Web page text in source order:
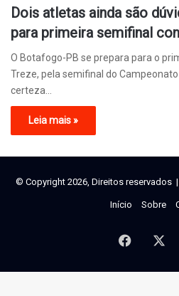
Dois atletas ainda são
para primeira semifinal
O Botafogo-PB se prepara para o
Treze, pela semifinal do
certeza…
Leia mais »
© Copyright 2026, Direitos reservados |
Início Sobre
Facebook